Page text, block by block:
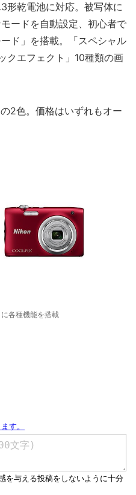
形乾電池に対応。被写体に
ードを自動設定、初心者で
ド」を搭載。「スペシャル
クエフェクト」10種類の画
2色。価格はいずれもオー
各種機能を搭載